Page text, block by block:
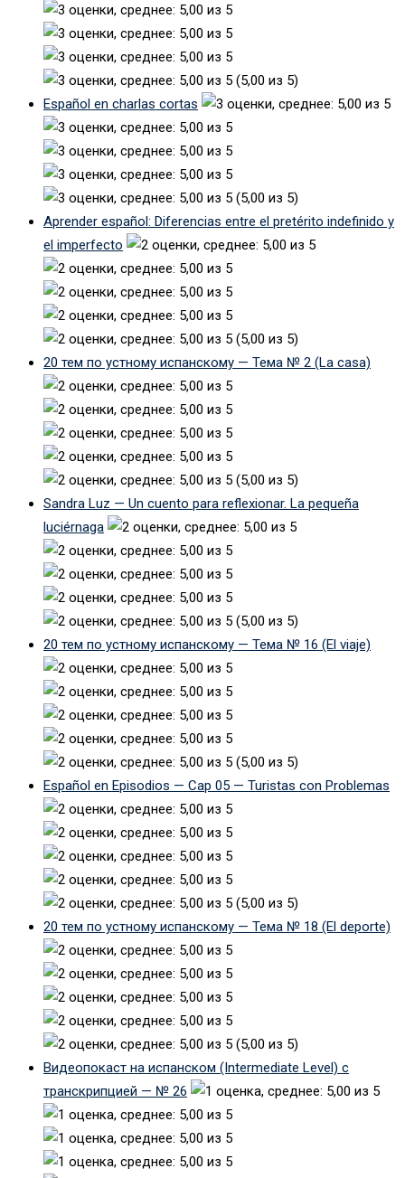
(5,00 из 5)
Español en charlas cortas
(5,00 из 5)
Aprender español: Diferencias entre el pretérito indefinido y
el imperfecto
(5,00 из 5)
20 тем по устному испанскому — Тема № 2 (La casa)
(5,00 из 5)
Sandra Luz — Un cuento para reflexionar. La pequeña
luciérnaga
(5,00 из 5)
20 тем по устному испанскому — Тема № 16 (El viaje)
(5,00 из 5)
Español en Episodios — Cap 05 — Turistas con Problemas
(5,00 из 5)
20 тем по устному испанскому — Тема № 18 (El deporte)
(5,00 из 5)
Видеопокаст на испанском (Intermediate Level) с
транскрипцией — № 26